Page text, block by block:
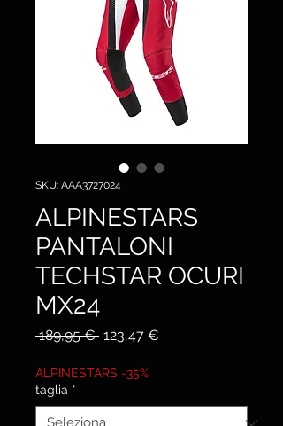
SKU: AAA3727024
ALPINESTARS
PANTALONI
TECHSTAR OCURI
MX24
189,95 € Prezzo
123,47 €
ALPINESTARS -35%
taglia *